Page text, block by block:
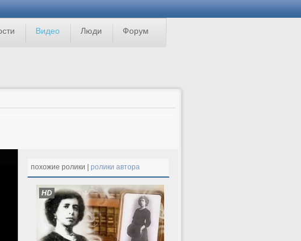
Видео Люди Форум
похожие ролики | ролики автора
HD